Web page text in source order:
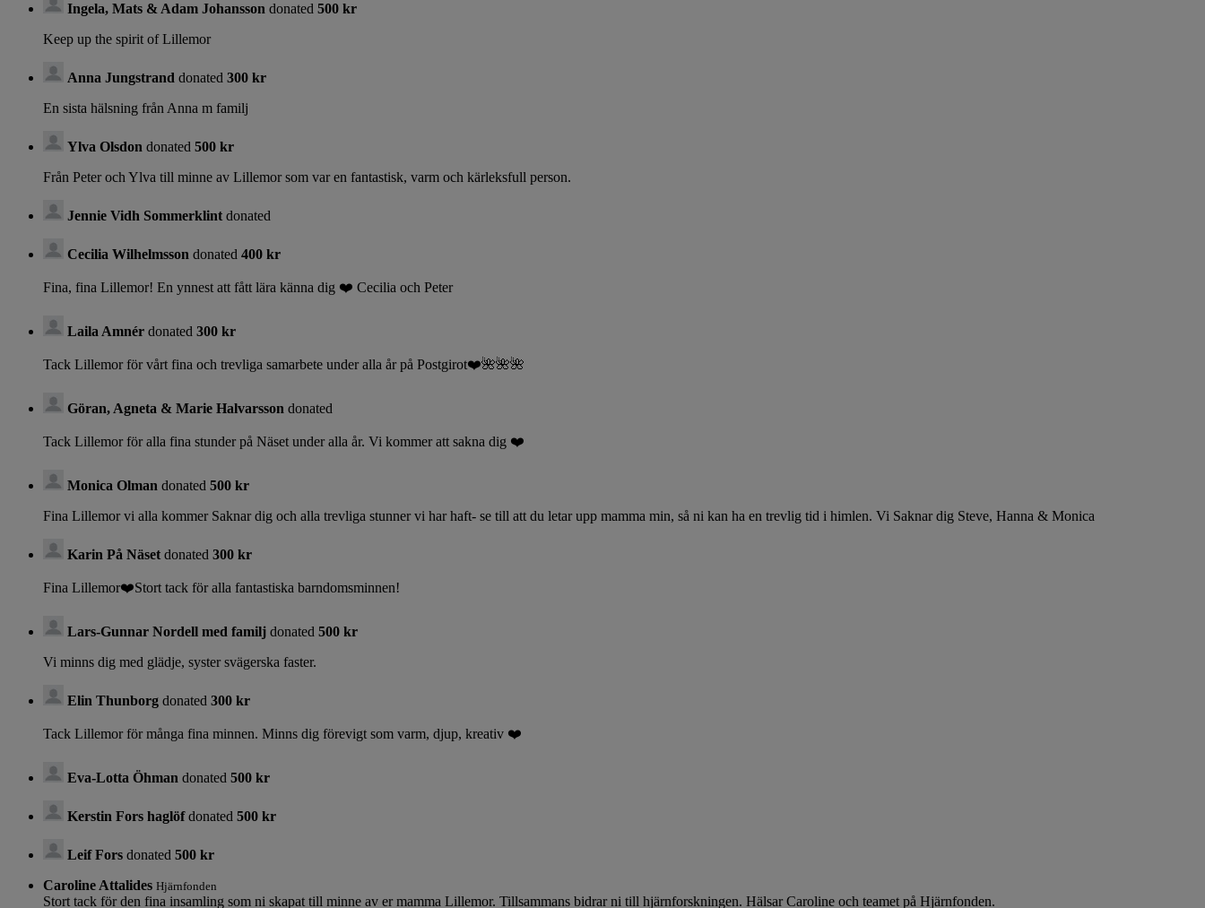
Ingela, Mats & Adam Johansson donated 500 kr
Keep up the spirit of Lillemor
Anna Jungstrand donated 300 kr
En sista hälsning från Anna m familj
Ylva Olsdon donated 500 kr
Från Peter och Ylva till minne av Lillemor som var en fantastisk, varm och kärleksfull person.
Jennie Vidh Sommerklint donated
Cecilia Wilhelmsson donated 400 kr
Fina, fina Lillemor! En ynnest att fått lära känna dig ❤️ Cecilia och Peter
Laila Amnér donated 300 kr
Tack Lillemor för vårt fina och trevliga samarbete under alla år på Postgirot❤️🌺🌺🌺
Göran, Agneta & Marie Halvarsson donated
Tack Lillemor för alla fina stunder på Näset under alla år. Vi kommer att sakna dig ❤️
Monica Olman donated 500 kr
Fina Lillemor vi alla kommer Saknar dig och alla trevliga stunner vi har haft- se till att du letar upp mamma min, så ni kan ha en trevlig tid i himlen. Vi Saknar dig Steve, Hanna & Monica
Karin På Näset donated 300 kr
Fina Lillemor❤️Stort tack för alla fantastiska barndomsminnen!
Lars-Gunnar Nordell med familj donated 500 kr
Vi minns dig med glädje, syster svägerska faster.
Elin Thunborg donated 300 kr
Tack Lillemor för många fina minnen. Minns dig förevigt som varm, djup, kreativ ❤️
Eva-Lotta Öhman donated 500 kr
Kerstin Fors haglöfdonated 500 kr
Leif Fors donated 500 kr
Caroline Attalides Hjärnfonden
Stort tack för den fina insamling som ni skapat till minne av er mamma Lillemor. Tillsammans bidrar ni till hjärnforskningen. Hälsar Caroline och teamet på Hjärnfonden.